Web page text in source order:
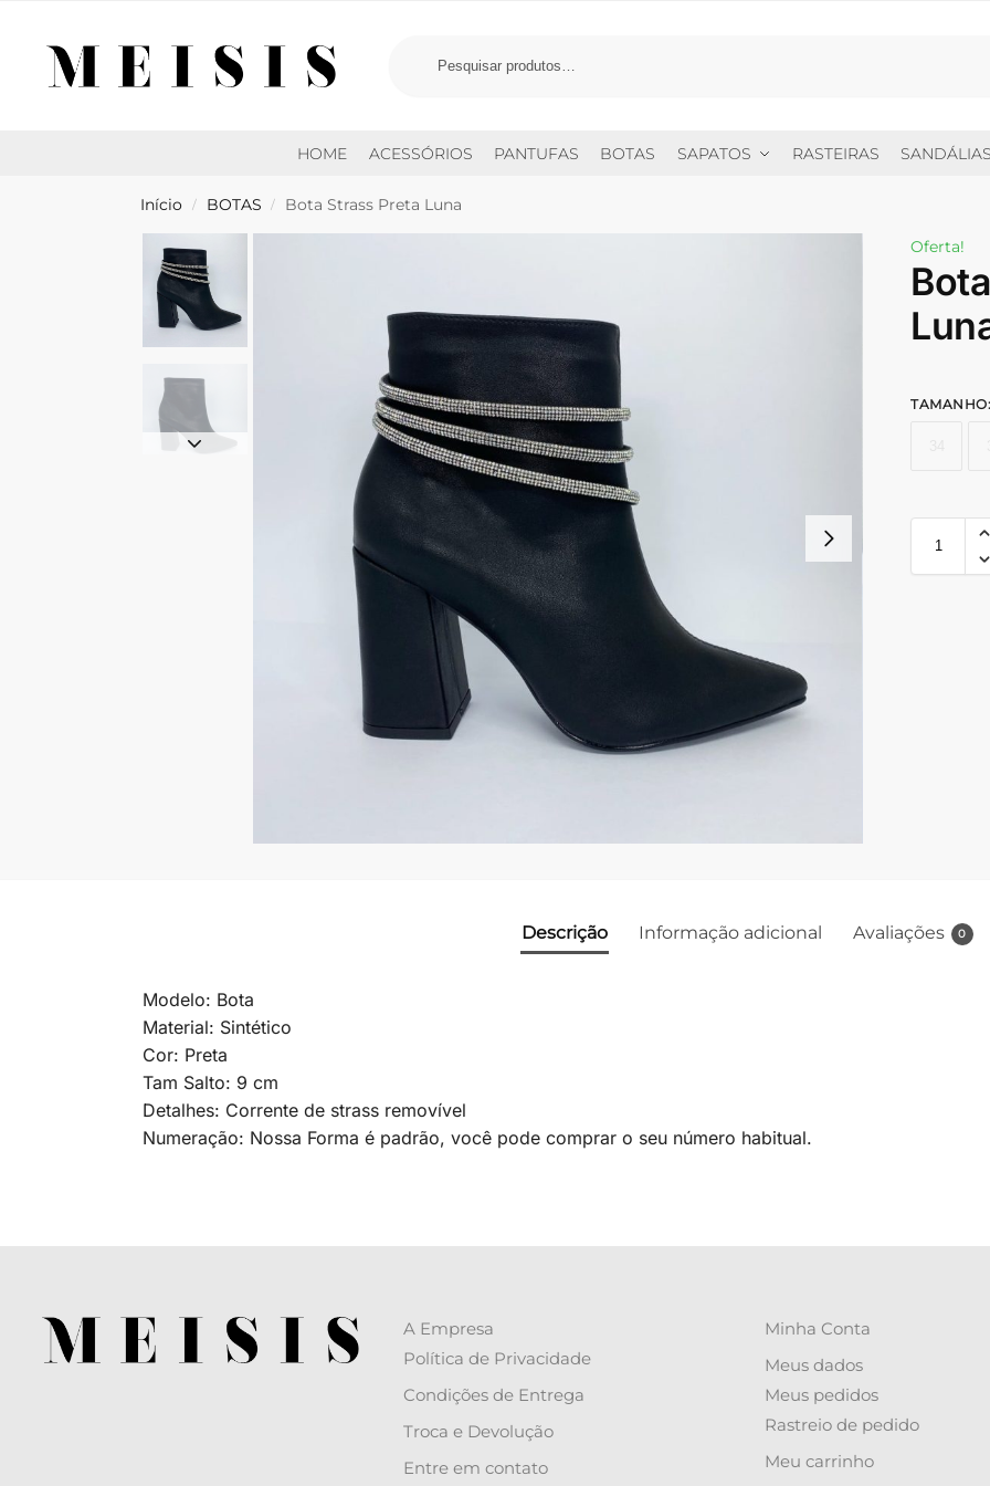
HOME ACESSÓRIOS PANTUFAS BOTAS SAPATOS RASTEIRAS SANDÁLIAS
Início / BOTAS / Bota Strass Preta Luna
Oferta!
TAMANHO:
Descrição Informação adicional Avaliações 0
Modelo: Bota
Material: Sintético
Cor: Preta
Tam Salto: 9 cm
Detalhes: Corrente de strass removível
Numeração: Nossa Forma é padrão, você pode comprar o seu número habitual.
A Empresa
Política de Privacidade
Condições de Entrega
Troca e Devolução
Entre em contato
Minha Conta
Meus dados
Meus pedidos
Rastreio de pedido
Meu carrinho